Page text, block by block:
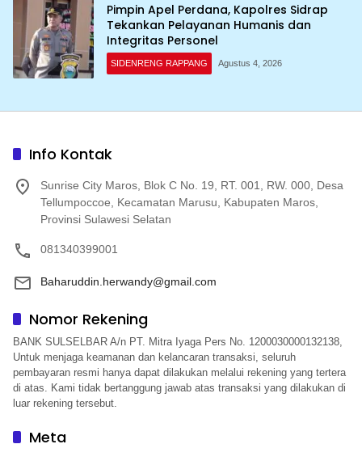
Pimpin Apel Perdana, Kapolres Sidrap
Tekankan Pelayanan Humanis dan
Integritas Personel
SIDENRENG RAPPANG Agustus 4, 2026
Info Kontak
Sunrise City Maros, Blok C No. 19, RT. 001, RW. 000, Desa
Tellumpoccoe, Kecamatan Marusu, Kabupaten Maros,
Provinsi Sulawesi Selatan
081340399001
Baharuddin.herwandy@gmail.com
Nomor Rekening
BANK SULSELBAR A/n PT. Mitra Iyaga Pers No. 1200030000132138,
Untuk menjaga keamanan dan kelancaran transaksi, seluruh
pembayaran resmi hanya dapat dilakukan melalui rekening yang tertera
di atas. Kami tidak bertanggung jawab atas transaksi yang dilakukan di
luar rekening tersebut.
Meta